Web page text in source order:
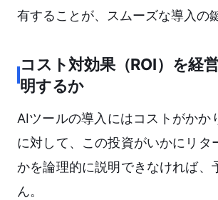
有することが、スムーズな導入の
コスト対効果（ROI）を経
明するか
AIツールの導入にはコストがかか
に対して、この投資がいかにリタ
かを論理的に説明できなければ、
ん。